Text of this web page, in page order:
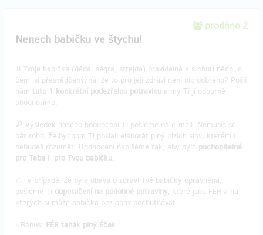
prodáno 2
Nenech babičku ve štychu!
Jí Tvoje babička (děda, ségra, strejda) pravidelně a s chutí něco, o
čem jsi přesvědčený/ná, že to pro její zdraví není nic dobrého? Pošli
nám tuto 1 konkrétní podezřelou potravinu a my Ti ji odborně
ohodnotíme.
🔎 Výsledek našeho hodnocení Ti pošleme na e-mail. Nemusíš se
bát toho, že bychom Ti poslali elaborát plný cizích slov, kterému
nebudeš rozumět. Hodnocení napíšeme tak, aby bylo pochopitelné
pro Tebe i pro Tvou babičku.
👉 V případě, že byla obava o zdraví Tvé babičky oprávněná,
pošleme Ti doporučení na podobné potraviny, které jsou FÉR a na
kterých si může babička bez obav pochutnávat.
⭐Bonus: FÉR tahák plný Éček